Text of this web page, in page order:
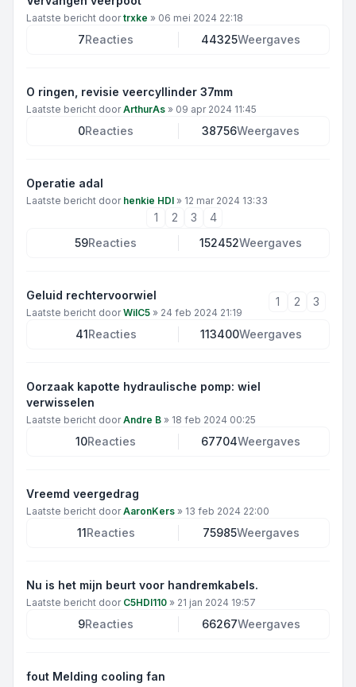
Laatste bericht doortrxke » 06 mei 2024 22:18
7Reacties 44325Weergaves
O ringen, revisie veercyllinder 37mm
Laatste bericht doorArthurAs » 09 apr 2024 11:45
0Reacties 38756Weergaves
Operatie adal
Laatste bericht door henkie HDI » 12 mar 2024 13:33
1 2 3
4
59Reacties 152452Weergaves
Geluid rechtervoorwiel
Laatste bericht doorWilC5 » 24 feb 2024 21:19
1 2 3
41Reacties 113400Weergaves
Oorzaak kapotte hydraulische pomp: wiel
verwisselen
Laatste bericht doorAndre B » 18 feb 2024 00:25
10Reacties 67704Weergaves
Vreemd veergedrag
Laatste bericht doorAaronKers » 13 feb 2024 22:00
11Reacties 75985Weergaves
Nu is het mijn beurt voor handremkabels.
Laatste bericht door C5HDI110 » 21 jan 2024 19:57
9Reacties 66267Weergaves
fout Melding cooling fan